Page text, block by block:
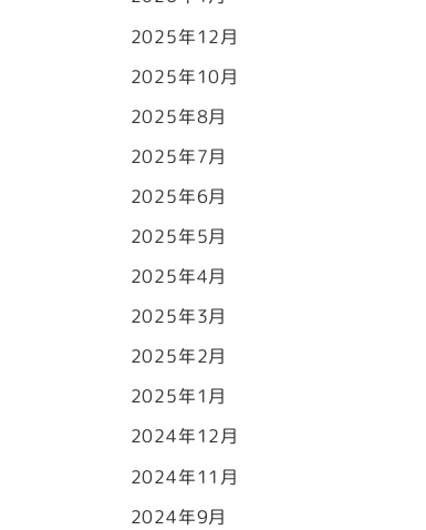
2025年12月
2025年10月
2025年8月
2025年7月
2025年6月
2025年5月
2025年4月
2025年3月
2025年2月
2025年1月
2024年12月
2024年11月
2024年9月